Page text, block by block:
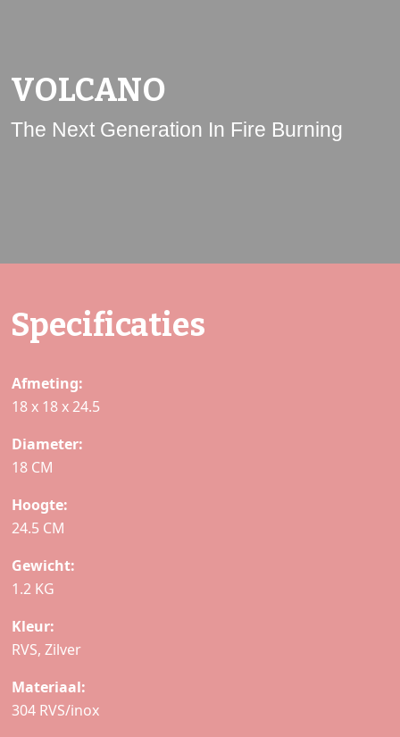
VOLCANO
The Next Generation In Fire Burning
Specificaties
Afmeting:
18 x 18 x 24.5
Diameter:
18 CM
Hoogte:
24.5 CM
Gewicht:
1.2 KG
Kleur:
RVS, Zilver
Materiaal:
304 RVS/inox